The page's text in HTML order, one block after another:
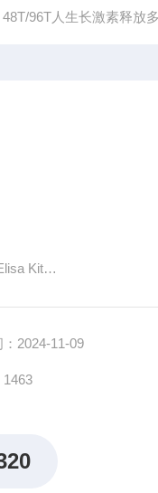
48T/96T人生长激素释放
Kit
2024-11-09